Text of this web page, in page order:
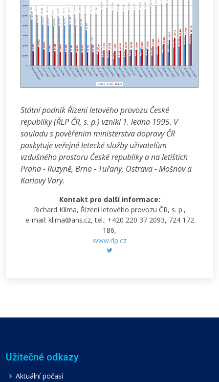
Státní podnik Řízení letového provozu České
republiky (ŘLP ČR, s. p.) vznikl 1. ledna 1995. V
souladu s pověřením ministerstva dopravy ČR
poskytuje veřejné letecké služby uživatelům
vzdušného prostoru České republiky a na letištích
Praha - Ruzyně, Brno - Tuřany, Ostrava - Mošnov a
Karlovy Vary.
Kontakt pro další informace:
Richard Klíma, Řízení letového provozu ČR, s. p.,
e-mail: klima@ans.cz, tel.: +420 220 37 2093, 724 172
186,
www.rlp.cz
Užitečné odkazy
Aktuální počasí